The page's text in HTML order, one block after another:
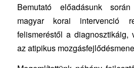
Bemutató előadásunk
magyar korai intervenció
felismeréstől a
az atipikus